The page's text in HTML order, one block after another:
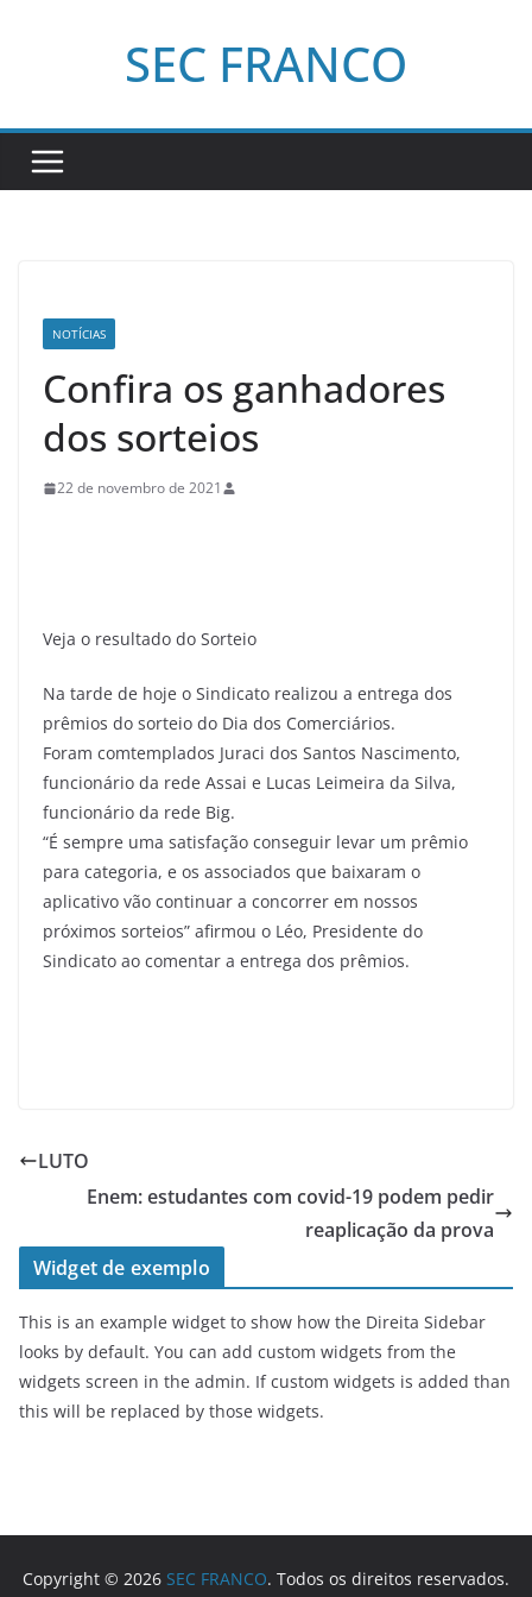
SEC FRANCO
NOTÍCIAS
Confira os ganhadores
dos sorteios
22 de novembro de 2021
Veja o resultado do Sorteio
Na tarde de hoje o Sindicato realizou a entrega dos
prêmios do sorteio do Dia dos Comerciários.
Foram comtemplados Juraci dos Santos Nascimento,
funcionário da rede Assai e Lucas Leimeira da Silva,
funcionário da rede Big.
“É sempre uma satisfação conseguir levar um prêmio
para categoria, e os associados que baixaram o
aplicativo vão continuar a concorrer em nossos
próximos sorteios” afirmou o Léo, Presidente do
Sindicato ao comentar a entrega dos prêmios.
LUTO
Enem: estudantes com covid-19 podem pedir
reaplicação da prova
Widget de exemplo
This is an example widget to show how the Direita Sidebar
looks by default. You can add custom widgets from the
widgets screen in the admin. If custom widgets is added than
this will be replaced by those widgets.
Copyright © 2026 SEC FRANCO. Todos os direitos reservados.